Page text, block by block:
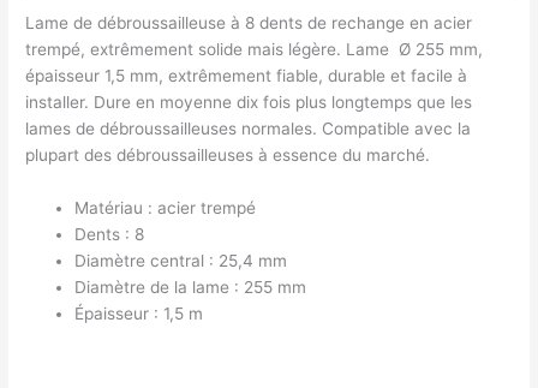
Lame de débroussailleuse à 8 dents de rechange en acier
trempé, extrêmement solide mais légère. Lame Ø 255 mm,
épaisseur 1,5 mm, extrêmement fiable, durable et facile à
installer. Dure en moyenne dix fois plus longtemps que les
lames de débroussailleuses normales. Compatible avec la
plupart des débroussailleuses à essence du marché.
Matériau : acier trempé
Dents : 8
Diamètre central : 25,4 mm
Diamètre de la lame : 255 mm
Épaisseur : 1,5 m